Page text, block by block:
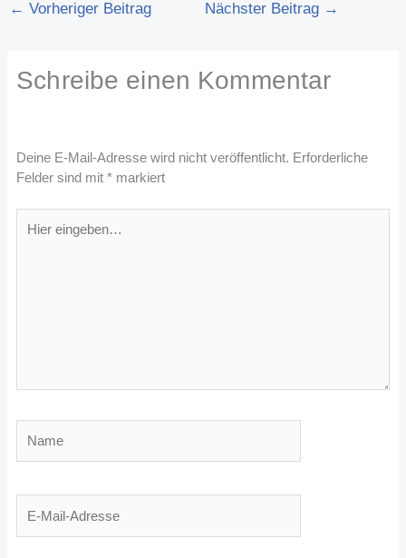
← Vorheriger Beitrag Nächster Beitrag →
Schreibe einen Kommentar
Deine E-Mail-Adresse wird nicht veröffentlicht. Erforderliche
Felder sind mit* markiert
Hier
eingeben…
Name
E-
Mail-
Adresse